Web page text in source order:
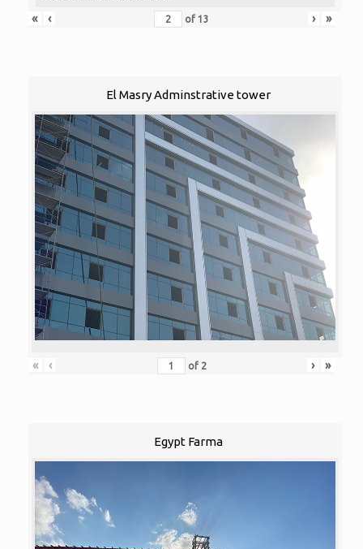
«
‹ of 13 › »
El Masry Adminstrative tower
« ‹ of 2 › »
Egypt Farma